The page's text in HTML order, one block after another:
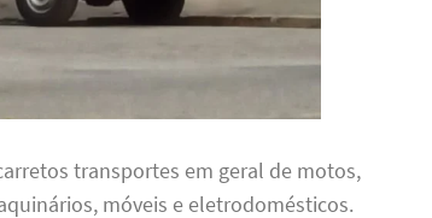
transportes em geral de motos,
móveis e eletrodomésticos.